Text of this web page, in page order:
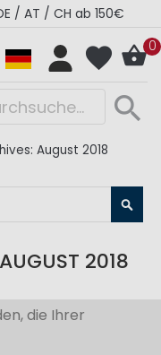
/ AT / CH ab 150€
0
August 2018
2018
die Ihrer